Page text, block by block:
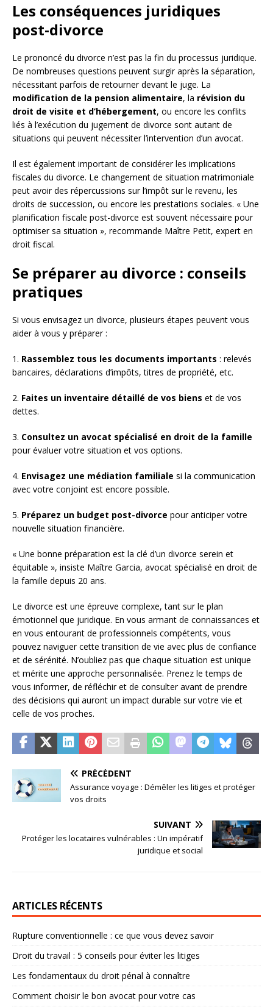
Les conséquences juridiques
post-divorce
Le prononcé du divorce n’est pas la fin du processus juridique.
De nombreuses questions peuvent surgir après la séparation,
nécessitant parfois de retourner devant le juge. La
modification de la pension alimentaire, la révision du
droit de visite et d’hébergement, ou encore les conflits
liés à l’exécution du jugement de divorce sont autant de
situations qui peuvent nécessiter l’intervention d’un avocat.
Il est également important de considérer les implications
fiscales du divorce. Le changement de situation matrimoniale
peut avoir des répercussions sur l’impôt sur le revenu, les
droits de succession, ou encore les prestations sociales. « Une
planification fiscale post-divorce est souvent nécessaire pour
optimiser sa situation », recommande Maître Petit, expert en
droit fiscal.
Se préparer au divorce : conseils
pratiques
Si vous envisagez un divorce, plusieurs étapes peuvent vous
aider à vous y préparer :
1. Rassemblez tous les documents importants : relevés
bancaires, déclarations d’impôts, titres de propriété, etc.
2. Faites un inventaire détaillé de vos biens et de vos
dettes.
3. Consultez un avocat spécialisé en droit de la famille
pour évaluer votre situation et vos options.
4. Envisagez une médiation familiale si la communication
avec votre conjoint est encore possible.
5. Préparez un budget post-divorce pour anticiper votre
nouvelle situation financière.
« Une bonne préparation est la clé d’un divorce serein et
équitable », insiste Maître Garcia, avocat spécialisé en droit de
la famille depuis 20 ans.
Le divorce est une épreuve complexe, tant sur le plan
émotionnel que juridique. En vous armant de connaissances et
en vous entourant de professionnels compétents, vous
pouvez naviguer cette transition de vie avec plus de confiance
et de sérénité. N’oubliez pas que chaque situation est unique
et mérite une approche personnalisée. Prenez le temps de
vous informer, de réfléchir et de consulter avant de prendre
des décisions qui auront un impact durable sur votre vie et
celle de vos proches.
PRÉCÉDENT
Assurance voyage : Démêler les litiges et protéger
vos droits
SUIVANT
Protéger les locataires vulnérables : Un impératif
juridique et social
ARTICLES RÉCENTS
Rupture conventionnelle : ce que vous devez savoir
Droit du travail : 5 conseils pour éviter les litiges
Les fondamentaux du droit pénal à connaître
Comment choisir le bon avocat pour votre cas